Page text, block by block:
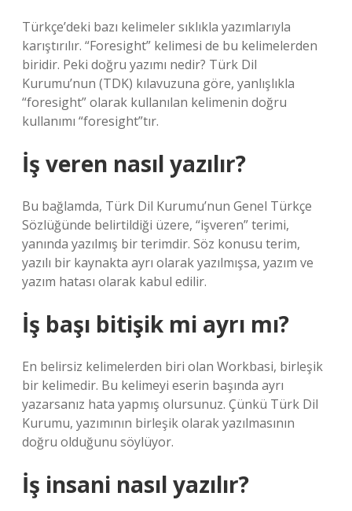
Türkçe’deki bazı kelimeler sıklıkla yazımlarıyla
karıştırılır. “Foresight” kelimesi de bu kelimelerden
biridir. Peki doğru yazımı nedir? Türk Dil
Kurumu’nun (TDK) kılavuzuna göre, yanlışlıkla
“foresight” olarak kullanılan kelimenin doğru
kullanımı “foresight”tır.
İş veren nasıl yazılır?
Bu bağlamda, Türk Dil Kurumu’nun Genel Türkçe
Sözlüğünde belirtildiği üzere, “işveren” terimi,
yanında yazılmış bir terimdir. Söz konusu terim,
yazılı bir kaynakta ayrı olarak yazılmışsa, yazım ve
yazım hatası olarak kabul edilir.
İş başı bitişik mi ayrı mı?
En belirsiz kelimelerden biri olan Workbasi, birleşik
bir kelimedir. Bu kelimeyi eserin başında ayrı
yazarsanız hata yapmış olursunuz. Çünkü Türk Dil
Kurumu, yazımının birleşik olarak yazılmasının
doğru olduğunu söylüyor.
İş insani nasıl yazılır?